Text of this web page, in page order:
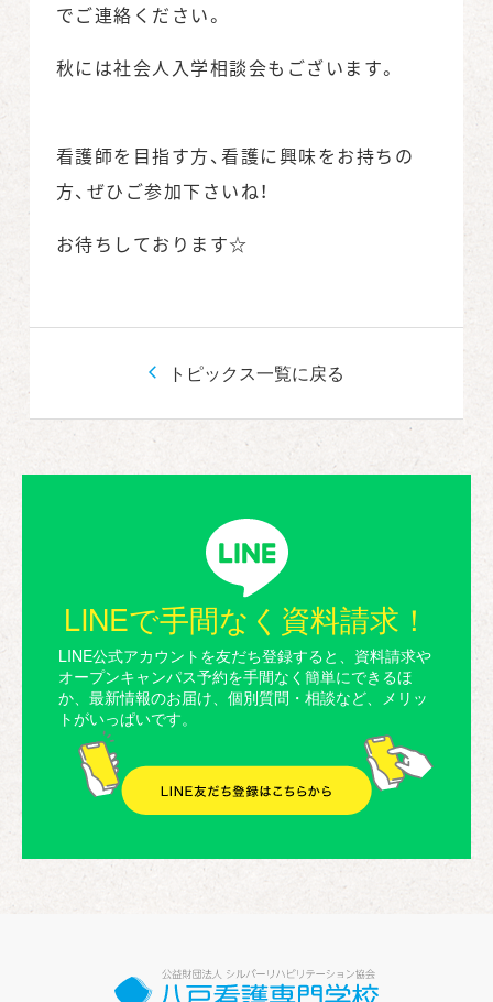
でご連絡ください。
秋には社会人入学相談会もございます。
看護師を目指す方、看護に興味をお持ちの
方、ぜひご参加下さいね！
お待ちしております☆
トピックス一覧に戻る
LINEで手間なく資料請求！
LINE公式アカウントを友だち登録すると、資料請求や
オープンキャンパス予約を手間なく簡単にできるほ
か、最新情報のお届け、個別質問・相談など、メリッ
トがいっぱいです。